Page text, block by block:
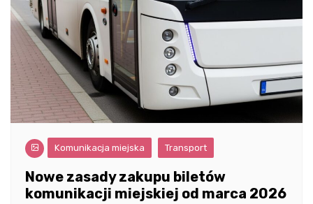
Komunikacja miejska Transport
Nowe zasady zakupu biletów
komunikacji miejskiej od marca 2026